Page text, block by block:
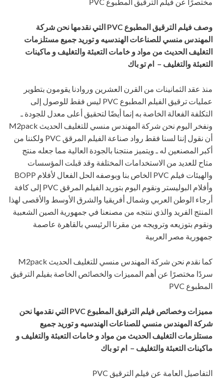
وصف فيلم الترقيق المطبوع PVC التي نقدمها نحن شركة
المهندس منسي للصناعات الهندسيه و توريد جميع مستلزمات
التغليف الحديث من مواد و خامات التعبئة والتغليف و ماكينات
التعبئة والتغليف – ام تو باك
منذ عقد الثمانينات من القرن العشرين وروادنا يقومون بتطوير
عمليات ترقيق الفيلم المطبوع PVC ليس فقط للوصول إلى
التكلفة الفعالة الخاصة به إنما أيضًا لتحقيق أعلى معدل للجودة ـ
ونفخر اليوم نحن شركة المهندس منسي للتغليف الحديث M2pack
أن نقول إننا لسنا فقط رواد صناعة الفيلم المرقق PVC ولكننا من
أكبر المصنعين له ـ ويتميز منتجنا بالجودة العالية مما جعله منتج
متاح للعديد من الاستخدامات المختلفة وقد قبلت المؤسسات
والهيئات فيلم PVC الخاص بنا وبوصفه الحل الفعال لأفلام BOPP
وأفلام البوليستر ونقوم اليوم بتوريد الفيلم المرقق PVC إلى كافة
أرجاء الوطن العربي وشمال أفريقيا والشرق الأوسط والأقصى لهذا
المنتج الفريد والذي ننتجه من مصنعنا في جمهورية الصين الشعبية
ونقوم بتوزيعه وترويجه من مقرنا الرئيسي بالقاهرة عاصمة
جمهورية مصر العربية
سردًا مختصرًا عن أهم المميزات والخصائص الخاصة بفيلم الترقيق
المطبوع PVC
مميزات وخصائص فيلم الترقيق المطبوع PVC التي نقدمها نحن
شركة المهندس منسي للصناعات الهندسيه و توريد جميع
مستلزمات التغليف الحديث من مواد و خامات التعبئة والتغليف و
ماكينات التعبئة والتغليف – ام تو باك
التفاصيل العامة عن فيلم الترقيق PVC